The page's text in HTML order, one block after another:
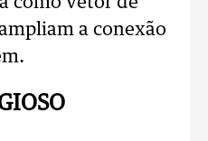
a conexão